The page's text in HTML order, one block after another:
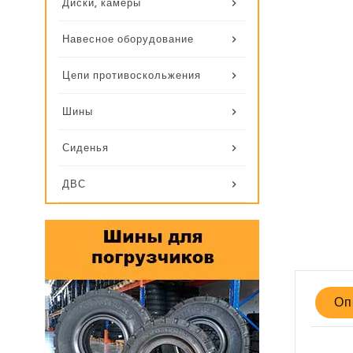
Навесное оборудование
Цепи противоскольжения
Шины
Сиденья
ДВС